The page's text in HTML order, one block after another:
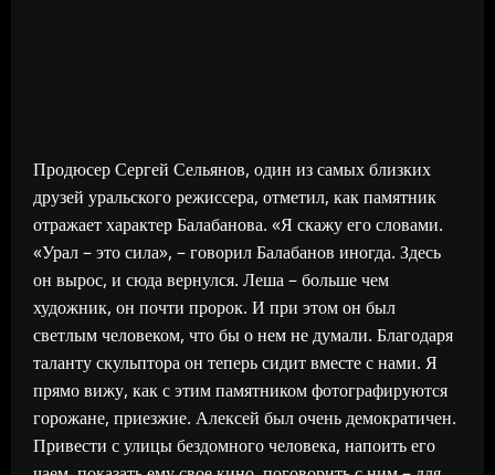
Продюсер Сергей Сельянов, один из самых близких
друзей уральского режиссера, отметил, как памятник
отражает характер Балабанова. «Я скажу его словами.
«Урал – это сила», – говорил Балабанов иногда. Здесь
он вырос, и сюда вернулся. Леша – больше чем
художник, он почти пророк. И при этом он был
светлым человеком, что бы о нем не думали. Благодаря
таланту скульптора он теперь сидит вместе с нами. Я
прямо вижу, как с этим памятником фотографируются
горожане, приезжие. Алексей был очень демократичен.
Привести с улицы бездомного человека, напоить его